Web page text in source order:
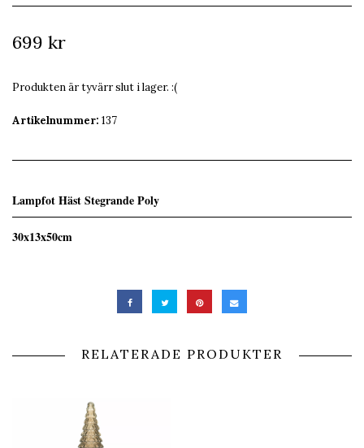
699 kr
Produkten är tyvärr slut i lager. :(
Artikelnummer: 137
Lampfot Häst Stegrande Poly
30x13x50cm
RELATERADE PRODUKTER